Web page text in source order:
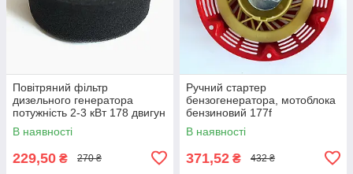
Повітряний фільтр
дизельного генератора
потужність 2-3 кВт 178 двигун
В наявності
229,50 ₴ 270 ₴
Ручний стартер
бензогенератора, мотоблока
бензиновий 177f
В наявності
371,52 ₴ 432 ₴